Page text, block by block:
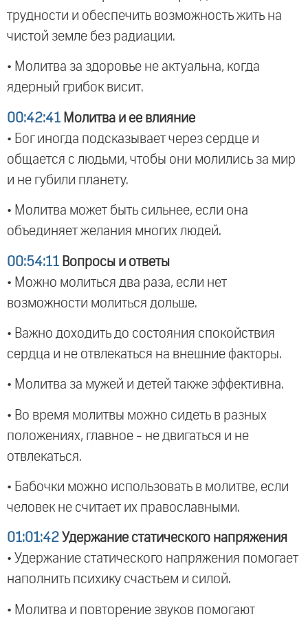
трудности и обеспечить возможность жить на
чистой земле без радиации.
• Молитва за здоровье не актуальна, когда
ядерный грибок висит.
00:42:41 Молитва и ее влияние
• Бог иногда подсказывает через сердце и
общается с людьми, чтобы они молились за мир
и не губили планету.
• Молитва может быть сильнее, если она
объединяет желания многих людей.
00:54:11 Вопросы и ответы
• Можно молиться два раза, если нет
возможности молиться дольше.
• Важно доходить до состояния спокойствия
сердца и не отвлекаться на внешние факторы.
• Молитва за мужей и детей также эффективна.
• Во время молитвы можно сидеть в разных
положениях, главное - не двигаться и не
отвлекаться.
• Бабочки можно использовать в молитве, если
человек не считает их православными.
01:01:42 Удержание статического напряжения
• Удержание статического напряжения помогает
наполнить психику счастьем и силой.
• Молитва и повторение звуков помогают